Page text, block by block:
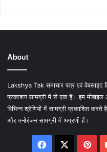
About
Lakshya Tak समाचार पत्र एवं वेबसाइट
प्रकाशन सामग्री में से एक है। हम
विभिन्न श्रेणियों में सामग्री प्रकाशित करते
और मनोरंजन सामग्री में अग्रणी हैं।
Facebook